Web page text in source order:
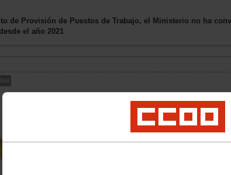
de Provisión de Puestos de Trabajo, el Ministerio no ha
el año 2021